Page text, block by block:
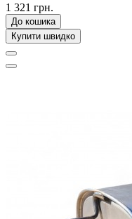
1 321 грн.
До кошика
Купити швидко